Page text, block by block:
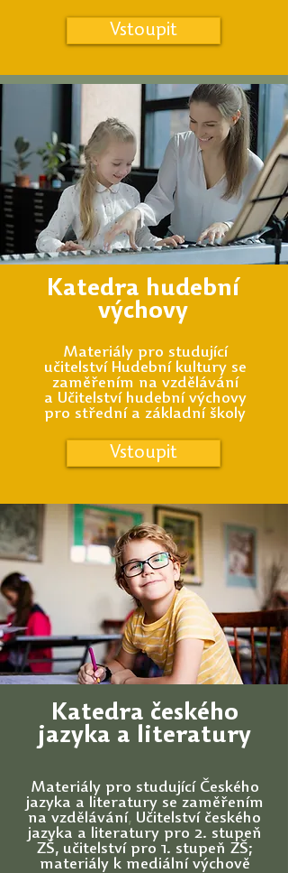
Vstoupit
Katedra hudební
výchovy
Materiály pro studující
učitelství Hudební kultury se
zaměřením na vzdělávání
a Učitelství hudební výchovy
pro střední a základní školy
Vstoupit
Katedra českého
jazyka a literatury
Materiály pro studující Českého
jazyka a literatury se zaměřením
na vzdělávání, Učitelství českého
jazyka a literatury pro 2. stupeň
ZŠ, učitelství pro 1. stupeň ZŠ;
materiály k mediální výchově